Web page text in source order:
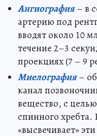
Ангиография– в
артерию под
вводят около 10
течение 2–3
проекциях (7 – 9
Миелография–
канал
вещество, с
спинного хребта.
«высвечивает»